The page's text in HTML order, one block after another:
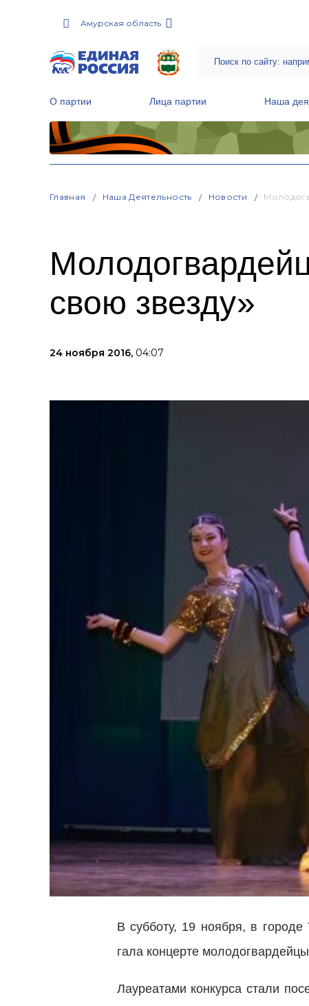
Амурская область
О партии Лица партии Наша
Главная Наша Деятельность Новости
свою звезду»
24 ноября 2016, 04:07
В субботу, 19 ноября, в
гала концерте
Лауреатами конкурса стали